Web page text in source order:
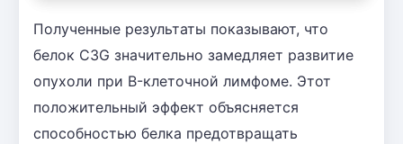
Полученные результаты показывают, что
белок C3G значительно замедляет развитие
опухоли при B-клеточной лимфоме. Этот
положительный эффект объясняется
способностью белка предотвращать